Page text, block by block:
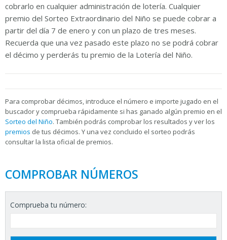
cobrarlo en cualquier administración de lotería. Cualquier
premio del Sorteo Extraordinario del Niño se puede cobrar a
partir del día 7 de enero y con un plazo de tres meses.
Recuerda que una vez pasado este plazo no se podrá cobrar
el décimo y perderás tu premio de la Lotería del Niño.
Para comprobar décimos, introduce el número e importe jugado en el
buscador y comprueba rápidamente si has ganado algún premio en el
Sorteo del Niño. También podrás comprobar los resultados y ver los
premios de tus décimos. Y una vez concluido el sorteo podrás
consultar la lista oficial de premios.
COMPROBAR NÚMEROS
Comprueba tu número: